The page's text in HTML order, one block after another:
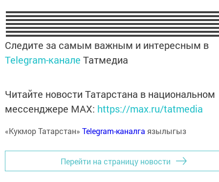
Следите за самым важным и интересным в
Telegram-канале Татмедиа
Читайте новости Татарстана в национальном
мессенджере MАХ: https://max.ru/tatmedia
«Кукмор Татарстан» Telegram-каналга язылыгыз
Перейти на страницу новости